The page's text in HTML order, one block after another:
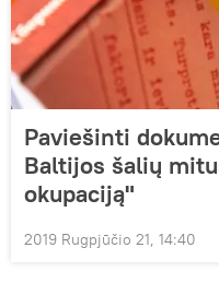
Paviešinti
Baltijos šalių
okupaciją"
2019 Rugpjūčio 21, 14:40